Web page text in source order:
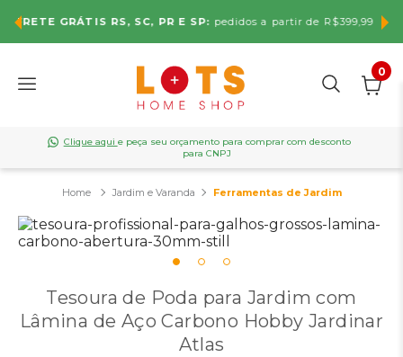
R$399,99
no carrinho e ganhe 5% OFF
primeira compra. Não cumulativa.
0
Clique aqui e peça seu orçamento para comprar com desconto
para CNPJ
Jardim e Varanda Ferramentas de Jardim
Tesoura de Poda para Jardim com
Lâmina de Aço Carbono Hobby Jardinar
Atlas